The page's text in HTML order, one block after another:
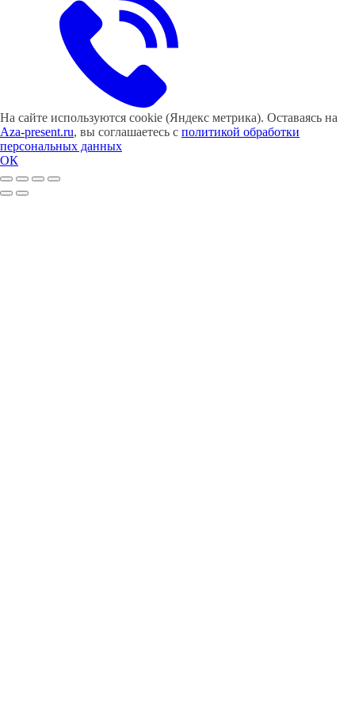
На сайте используются cookie (Яндекс метрика). Оставаясь на
Aza-present.ru, вы соглашаетесь с политикой обработки
персональных данных
ОК